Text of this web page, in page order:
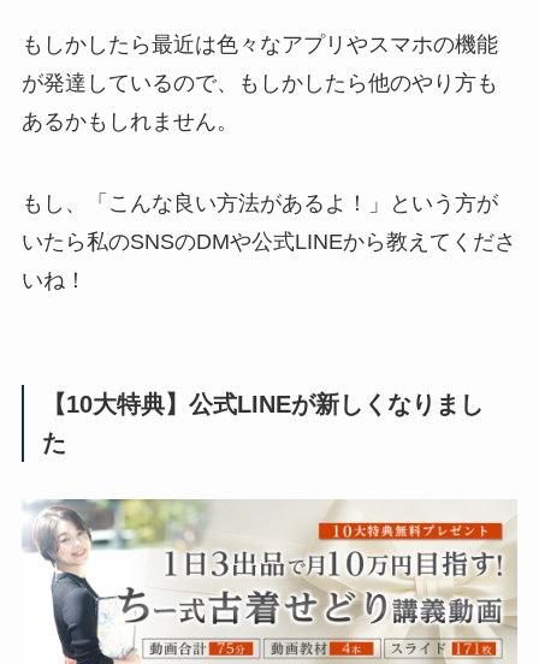
もしかしたら最近は色々なアプリやスマホの機能
が発達しているので、もしかしたら他のやり方も
あるかもしれません。
もし、「こんな良い方法があるよ！」という方が
いたら私のSNSのDMや公式LINEから教えてくださ
いね！
【10大特典】公式LINEが新しくなりまし
た